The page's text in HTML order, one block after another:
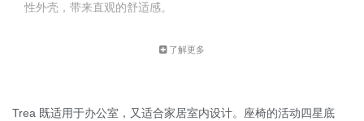
性外壳，带来直观的舒适感。
了解更多
Trea 既适用于办公室，又适合家居室内设计。座椅的活动四星底